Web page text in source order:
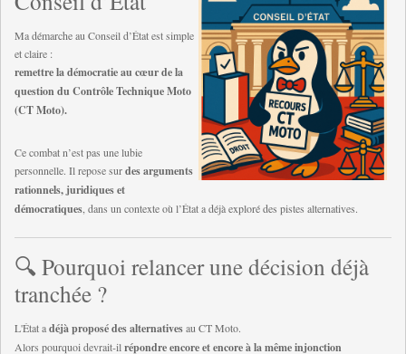
Ma démarche au Conseil d’État est simple
et claire :
remettre la démocratie au cœur de la
question du Contrôle Technique Moto
(CT Moto).
Ce combat n’est pas une lubie
personnelle. Il repose surdes arguments
rationnels, juridiques et
démocratiques , dans un contexte où l’État a déjà exploré des pistes alternatives.
🔍 Pourquoi relancer une décision déjà
tranchée ?
L'État adéjà proposé des alternativesau CT Moto.
Alors pourquoi devrait-ilrépondre encore et encore à la même injonction